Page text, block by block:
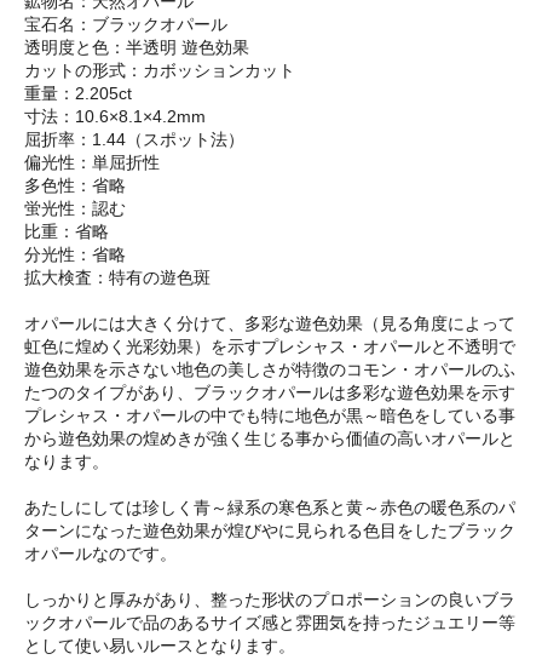
宝石名：ブラックオパール
透明度と色：半透明 遊色効果
カットの形式：カボッションカット
重量：2.205ct
寸法：10.6×8.1×4.2mm
屈折率：1.44（スポット法）
偏光性：単屈折性
多色性：省略
蛍光性：認む
比重：省略
分光性：省略
拡大検査：特有の遊色斑
オパールには大きく分けて、多彩な遊色効果（見る角度によって
虹色に煌めく光彩効果）を示すプレシャス・オパールと不透明で
遊色効果を示さない地色の美しさが特徴のコモン・オパールのふ
たつのタイプがあり、ブラックオパールは多彩な遊色効果を示す
プレシャス・オパールの中でも特に地色が黒～暗色をしている事
から遊色効果の煌めきが強く生じる事から価値の高いオパールと
なります。
あたしにしては珍しく青～緑系の寒色系と黄～赤色の暖色系のパ
ターンになった遊色効果が煌びやに見られる色目をしたブラック
オパールなのです。
しっかりと厚みがあり、整った形状のプロポーションの良いブラ
ックオパールで品のあるサイズ感と雰囲気を持ったジュエリー等
として使い易いルースとなります。